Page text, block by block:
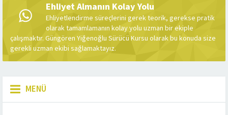
Ehliyet Almanın Kolay Yolu
Ehliyetlendirme süreçlerini gerek teorik, gerekse pratik
olarak tamamlamanın kolay yolu uzman bir ekiple
çalışmaktır. Güngören Yiğenoğlu Sürücü Kursu olarak bu konuda size
gerekli uzman ekibi sağlamaktayız.
MENÜ